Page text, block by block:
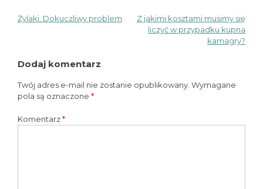
Nawigacja
wpisu
Żylaki. Dokuczliwy problem
Z jakimi kosztami musimy się
liczyć w przypadku kupna
kamagry?
Dodaj komentarz
Twój adres e-mail nie zostanie opublikowany. Wymagane
pola są oznaczone *
Komentarz*